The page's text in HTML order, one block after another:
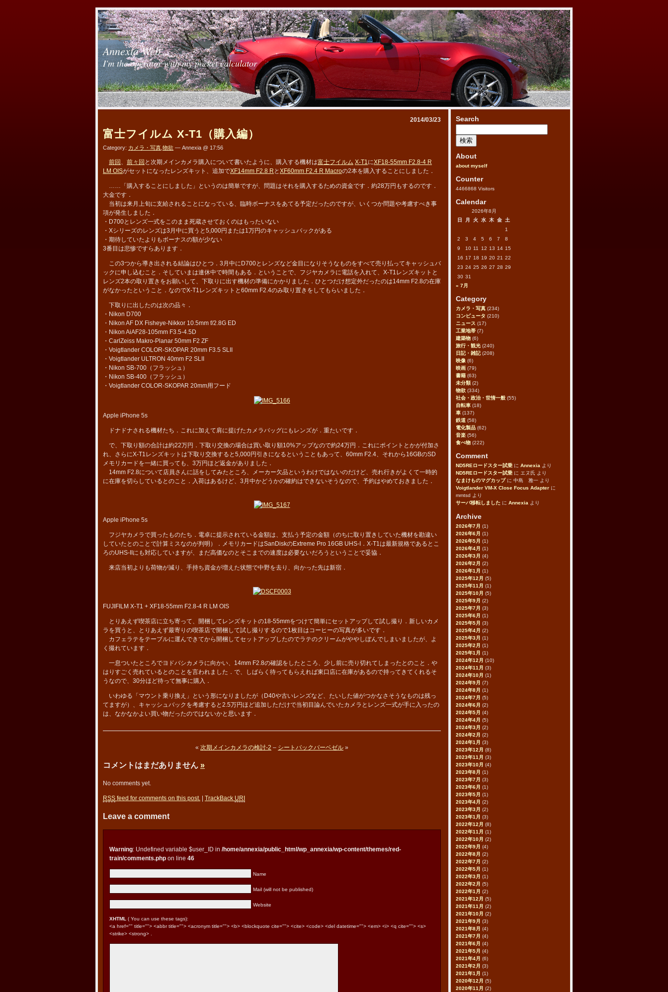
Annexia Web
I'm the operator with my pocket calculator
Search
索:
About
about myself
Counter
4466868 Visitors
Calendar
2026年8月
日
月 火 水 木 金
土
1
2
3 4 5 6 7
8
9
10 11 12 13 14 15
16 17 18 19 20 21 22
23 24 25 26 27 28 29
30 31
« 7月
Category
カメラ・写真 (234)
コンピュータ (210)
ニュース (17)
工業地帯 (7)
建築物 (6)
旅行・観光 (240)
日記・雑記(208)
映像 (6)
映画 (79)
書籍 (63)
未分類 (2)
物欲 (334)
社会・政治・世情一般 (55)
自転車 (18)
車 (137)
鉄道 (58)
電化製品 (62)
音楽 (56)
食べ物 (222)
Comment
ND5REロードスター試乗 に Annexia より
ND5REロードスター試乗 に エヌ氏 より
なまけものマグカップに 中島 雅一 より
Voigtlander VM-X Close Focus Adapter に
mmtsd より
サーバ移転しました に Annexia より
Archive
2026年7月 (1)
2026年6月 (1)
2026年5月 (1)
2026年4月 (1)
2026年3月 (4)
2026年2月 (2)
2026年1月 (1)
2025年12月 (5)
2025年11月 (1)
2025年10月 (5)
2025年9月 (2)
2025年7月 (3)
2025年6月 (1)
2025年5月 (3)
2025年4月 (2)
2025年3月 (1)
2025年2月 (1)
2025年1月 (1)
2024年12月 (10)
2024年11月 (3)
2024年10月 (1)
2024年9月 (7)
2024年8月 (1)
2024年7月 (5)
2024年6月 (2)
2024年5月 (4)
2024年4月 (5)
2024年3月 (2)
2024年2月 (2)
2024年1月 (3)
2023年12月 (8)
2023年11月 (3)
2023年10月 (4)
2023年8月 (1)
2023年7月 (3)
2023年6月 (1)
2023年5月 (1)
2023年4月 (2)
2023年3月 (2)
2023年1月 (3)
2022年12月 (8)
2022年11月 (1)
2022年10月 (2)
2022年9月 (4)
2022年8月 (2)
2022年7月 (2)
2022年5月 (1)
2022年3月 (1)
2022年2月 (5)
2022年1月 (2)
2021年12月 (5)
2021年11月 (2)
2021年10月 (2)
2021年9月 (3)
2021年8月 (4)
2021年7月 (4)
2021年6月 (4)
2021年5月 (4)
2021年4月 (6)
2021年2月 (3)
2021年1月 (1)
2020年12月 (5)
2020年11月 (2)
2014/03/23
富士フイルム X-T1（購入編）
Category: カメラ・写真 物欲 — Annexia @ 17:56
前回 前々回 と次期メインカメラ購入について書いたように、購入する機材は富士フイルム X-T1 にXF18-55mm F2.8-4 R
LM OISがセットになったレンズキット、追加でXF14mm F2.8 R とXF60mm F2.4 R Macroの2本を購入することにしました．
……「購入することにしました」というのは簡単ですが、問題はそれを購入するための資金です．約28万円もするのです．
大金です．
当初は来月上旬に支給されることになっている、臨時ボーナスをあてる予定だったのですが、いくつか問題や考慮すべき事
項が発生しました．
・D700とレンズ一式をこのまま死蔵させておくのはもったいない
・Xシリーズのレンズは3月中に買うと5,000円または1万円のキャッシュバックがある
・期待していたよりもボーナスの額が少ない
3番目は悲惨ですらあります．
この3つから導き出される結論はひとつ．3月中にD700とレンズなど金目になりそうなものをすべて売り払ってキャッシュバ
ックに申し込むこと．そしていまは連休中で時間もある．ということで、フジヤカメラに電話を入れて、X-T1レンズキットと
レンズ2本の取り置きをお願いして、下取りに出す機材の準備にかかりました．ひとつだけ想定外だったのは14mm F2.8の在庫
がなかったということ．なのでX-T1レンズキットと60mm F2.4のみ取り置きをしてもらいました．
下取りに出したのは次の品々．
・Nikon D700
・Nikon AF DX Fisheye-Nikkor 10.5mm f/2.8G ED
・Nikon AiAF28-105mm F3.5-4.5D
・CarlZeiss Makro-Planar 50mm F2 ZF
・Voigtlander COLOR-SKOPAR 20mm F3.5 SLII
・Voigtlander ULTRON 40mm F2 SLII
・Nikon SB-700（フラッシュ）
・Nikon SB-400（フラッシュ）
・Voigtlander COLOR-SKOPAR 20mm用フード
Apple iPhone 5s
ドナドナされる機材たち．これに加えて肩に提げたカメラバッグにもレンズが．重たいです．
で、下取り額の合計は約22万円．下取り交換の場合は買い取り額10%アップなので約24万円．これにポイントとかが付加さ
れ、さらにX-T1レンズキットは下取り交換すると5,000円引きになるということもあって、60mm F2.4、それから16GBのSD
メモリカードを一緒に買っても、3万円ほど返金がありました．
14mm F2.8について店員さんに話をしてみたところ、メーカー欠品というわけではないのだけど、売れ行きがよくて一時的
に在庫を切らしているとのこと．入荷はあるけど、3月中かどうかの確約はできないそうなので、予約はやめておきました．
Apple iPhone 5s
フジヤカメラで買ったものたち．電卓に提示されている金額は、支払う予定の金額（のちに取り置きしていた機材を勘違い
していたとのことで計算ミスなのが判明）．メモリカードはSanDiskのExtreme Pro 16GB UHS-I．X-T1は最新規格であるとこ
ろのUHS-IIにも対応していますが、まだ高価なのとそこまでの速度は必要ないだろうということで妥協．
来店当初よりも荷物が減り、手持ち資金が増えた状態で中野を去り、向かった先は新宿．
FUJIFILM X-T1 + XF18-55mm F2.8-4 R LM OIS
とりあえず喫茶店に立ち寄って、開梱してレンズキットの18-55mmをつけて簡単にセットアップして試し撮り．新しいカメ
ラを買うと、とりあえず最寄りの喫茶店で開梱して試し撮りするので1枚目はコーヒーの写真が多いです．
カフェラテをテーブルに運んできてから開梱してセットアップしたのでラテのクリームがややしぼんでしまいましたが、よ
く撮れています．
一息ついたところでヨドバシカメラに向かい、14mm F2.8の確認をしたところ、少し前に売り切れてしまったとのこと．や
はりすごく売れているとのことを言われました．で、しばらく待ってもらえれば東口店に在庫があるので持ってきてくれるそ
うなので、30分ほど待って無事に購入．
いわゆる「マウント乗り換え」という形になりましたが（D40や古いレンズなど、たいした値がつかなさそうなものは残っ
てますが）、キャッシュバックを考慮すると2.5万円ほど追加しただけで当初目論んでいたカメラとレンズ一式が手に入ったの
は、なかなかよい買い物だったのではないかと思います．
« 次期メインカメラの検討-2 – シートバックバーベゼル »
コメントはまだありません »
No comments yet.
RSS feed for comments on this post. TrackBack URI
Leave a comment
Warning: Undefined variable $user_ID in /home/annexia/public_html/wp_annexia/wp-content/themes/red-
train/comments.php on line 46
Name
Mail (will not be published)
Website
XHTML ( You can use these tags):
<a href="" title=""> <abbr title=""> <acronym title=""> <b> <blockquote cite=""> <cite> <code> <del datetime=""> <em> <i> <q cite=""> <s>
<strike> <strong> .